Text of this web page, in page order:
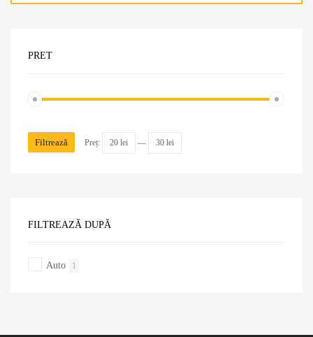
PRET
Filtrează Preț: 20 lei — 30 lei
FILTREAZĂ DUPĂ
Auto 1